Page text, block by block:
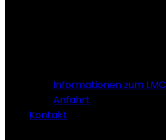
Informationen zum LMC
Anfahrt
Kontakt